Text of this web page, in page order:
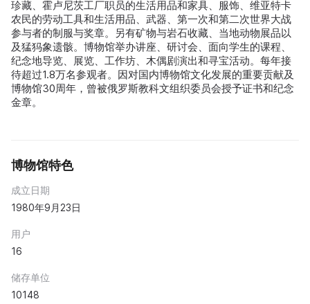
珍藏、霍卢尼茨工厂职员的生活用品和家具、服饰、维亚特卡
农民的劳动工具和生活用品、武器、第一次和第二次世界大战
参与者的制服与奖章。另有矿物与岩石收藏、当地动物展品以
及猛犸象遗骸。博物馆举办讲座、研讨会、面向学生的课程、
纪念地导览、展览、工作坊、木偶剧演出和寻宝活动。每年接
待超过1.8万名参观者。因对国内博物馆文化发展的重要贡献及
博物馆30周年，曾被俄罗斯教科文组织委员会授予证书和纪念
金章。
博物馆特色
成立日期
1980年9月23日
用户
16
储存单位
10148